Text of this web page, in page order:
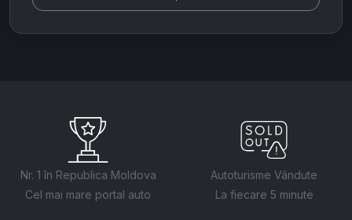
Nr. 1 în Republica Moldova
Cel mai mare portal auto
Autoturisme Vândute
La fiecare 5 minute